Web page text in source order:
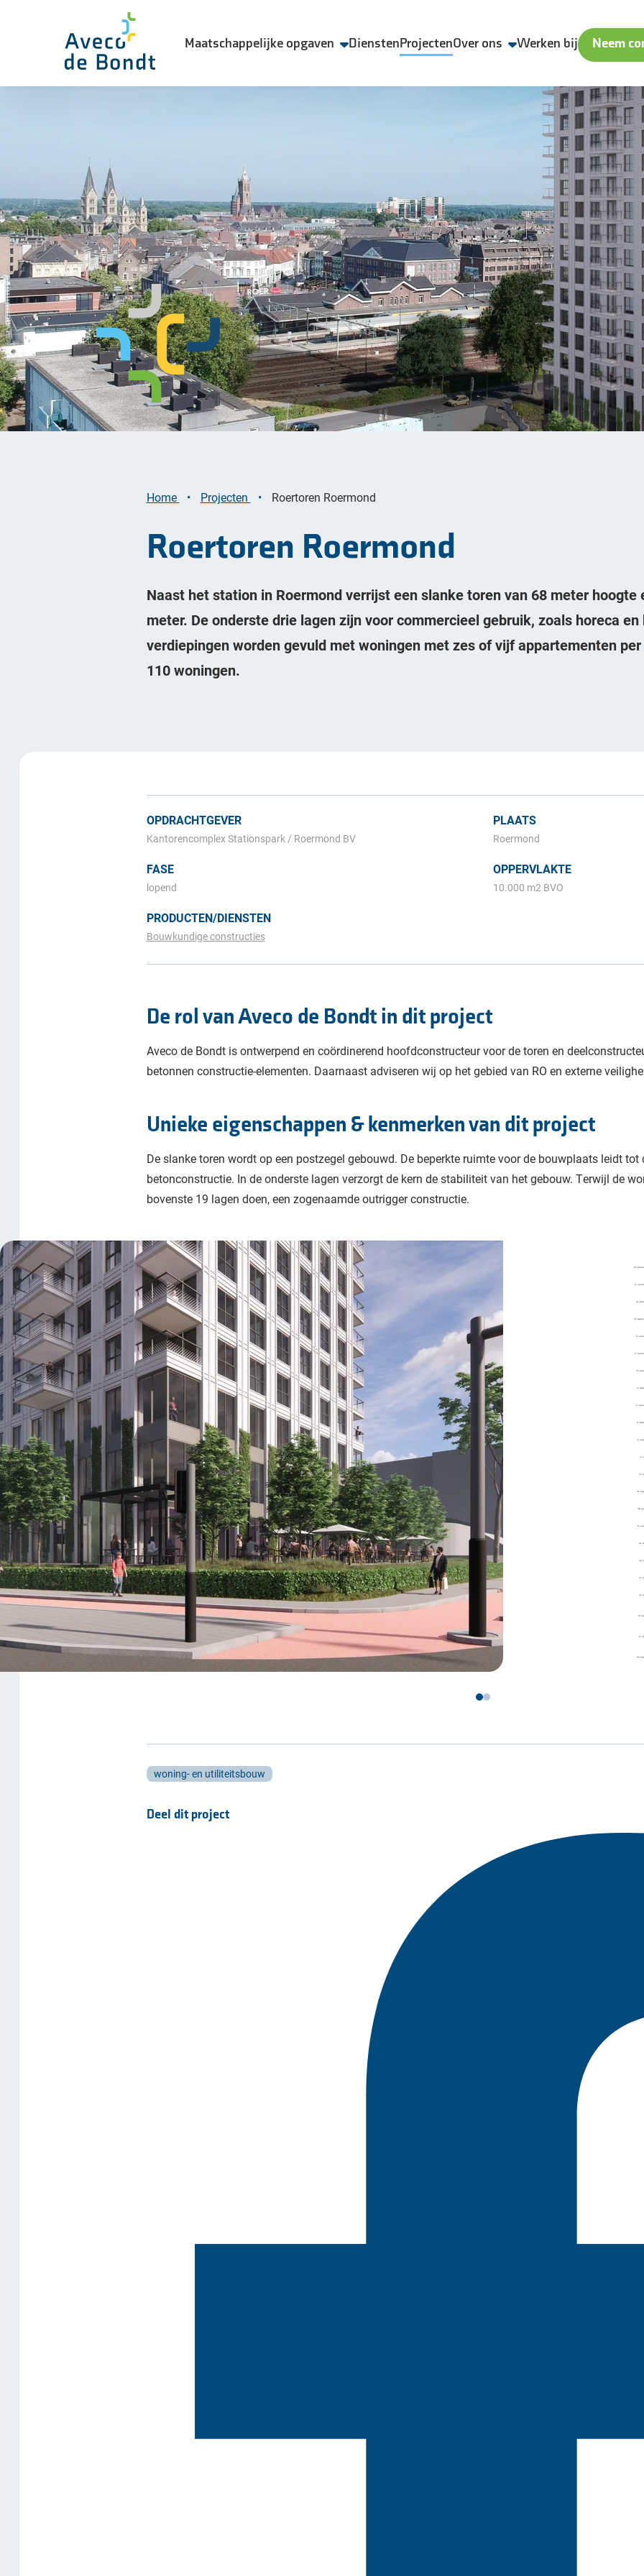
Maatschappelijke opgaven
Leefbaarheid in de stad
Landelijke gebiedsontwikkeling
Vernieuwingsopgave
Waterveiligheid
Woning- en utiliteitsbouw
Bekijk alle opgaven
DienstenProjectenOver ons
Wij zijn Aveco de Bondt
Veiligheid, Kwaliteit en Duurzaamheid
Contact & locaties
Werken bij Neem
Home Projecten Roertoren Roermond
Roertoren Roermond
Naast het station in Roermond verrijst een slanke toren van 68 meter hoogte
meter. De onderste drie lagen zijn voor commercieel gebruik, zoals horeca
verdiepingen worden gevuld met woningen met zes of vijf appartementen
110 woningen.
OPDRACHTGEVER
Kantorencomplex Stationspark / Roermond BV
PLAATS
Roermond
FASE
lopend
OPPERVLAKTE
10.000 m2 BVO
PRODUCTEN/DIENSTEN
Bouwkundige constructies
De rol van Aveco de Bondt in dit project
Aveco de Bondt is ontwerpend en coördinerend hoofdconstructeur voor de toren en
betonnen constructie-elementen. Daarnaast adviseren wij op het gebied van RO en externe
Unieke eigenschappen & kenmerken van dit project
De slanke toren wordt op een postzegel gebouwd. De beperkte ruimte voor de bouwplaats leidt tot
betonconstructie. In de onderste lagen verzorgt de kern de stabiliteit van het gebouw. Terwijl de
bovenste 19 lagen doen, een zogenaamde outrigger constructie.
woning- en utiliteitsbouw
Deel dit project